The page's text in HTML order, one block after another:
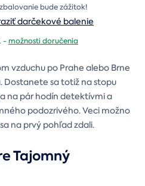
bude zážitok!
darčekové balenie
-možnosti doručenia
vzduchu po Prahe alebo Brne
Dostanete sa totiž na stopu
na pár hodín detektívmi a
podozrivého. Veci možno
na prvý pohľad zdali.
Tajomný